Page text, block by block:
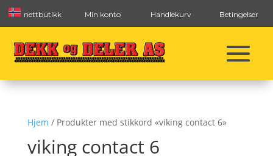
nettbutikk Min konto Handlekurv Betingelser
Hjem / Produkter med stikkord «viking contact 6»
viking contact 6